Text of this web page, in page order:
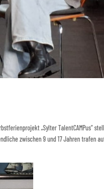
„Sylter TalentCAMPus“
zwischen 9 und 17 Jahren trafen